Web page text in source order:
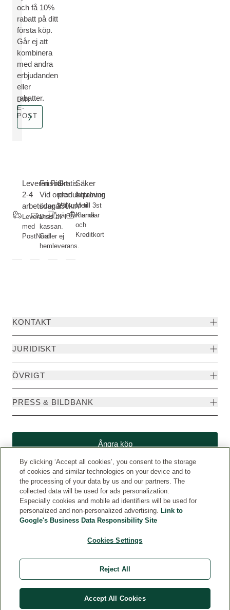
och få 10%
rabatt på ditt
första köp.
Går ej att
kombinera
med andra
erbjudanden
eller
rabatter.
DIN
E-
POST
Leveranstid
2-4
arbetsdagar
Leverans
med
PostNord
Fri Frakt-
Vid order
över 350kr
Dras av i
kassan.
Gäller ej
hemleverans.
Gratis
produktprover
Välj upp till 3st
när du handlar
Säker
betalning
Med
Klarna
och
Kreditkort
KONTAKT
JURIDISKT
ÖVRIGT
PRESS & BILDBANK
Ångra köp
Weleda International © Weleda 2026
By clicking ‘Accept all cookies’, you consent to the storage
of cookies and similar technologies on your device and to
the processing of your data by us and our partners. The
collected data will be used for ads personalization.
Especially cookies and mobile ad identifiers will be used for
personalized and non-personalized advertising. Link to
Google's Business Data Responsibility Site
Cookies Settings
Reject All
Accept All Cookies